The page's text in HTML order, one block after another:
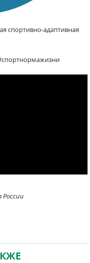
спортивно-адаптивная